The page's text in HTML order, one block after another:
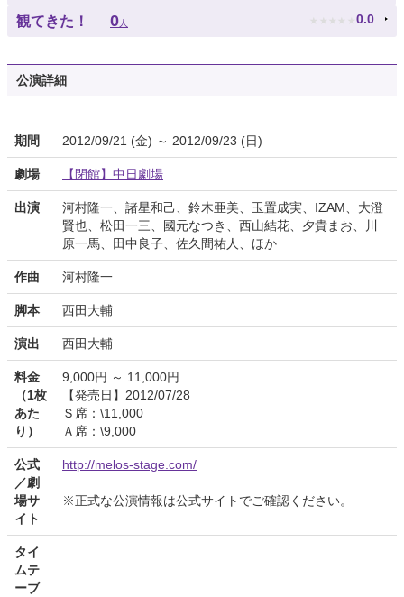
観てきた！ 0人 ★ ★ ★ ★ ★ 0.0
公演詳細
期間 2012/09/21 (金) ～ 2012/09/23 (日)
劇場 【閉館】中日劇場
出演
河村隆一、諸星和己、鈴木亜美、玉置成実、IZAM、大澄
賢也、松田一三、國元なつき、西山結花、夕貴まお、川
原一馬、田中良子、佐久間祐人、ほか
作曲 河村隆一
脚本 西田大輔
演出 西田大輔
料金
（1枚
あた
り）
9,000円 ～ 11,000円
【発売日】2012/07/28
Ｓ席：\11,000
Ａ席：\9,000
公式
／劇
場サ
イト
http://melos-stage.com/
※正式な公演情報は公式サイトでご確認ください。
タイ
ムテ
ーブ